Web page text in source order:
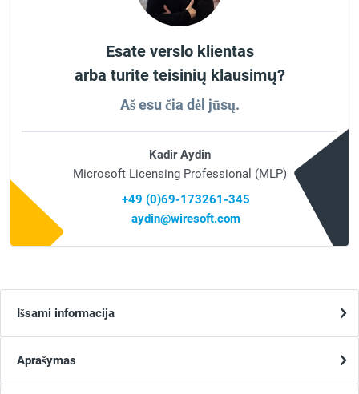
Esate verslo klientas
arba turite teisinių klausimų?
Aš esu čia dėl jūsų.
Kadir Aydin
Microsoft Licensing Professional (MLP)
+49 (0)69-173261-345
aydin@wiresoft.com
Išsami informacija
Aprašymas